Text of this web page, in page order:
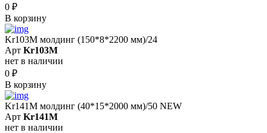
0 ₽
В корзину
Kr103M молдинг (150*8*2200 мм)/24
Арт Kr103M
нет в наличии
0 ₽
В корзину
Kr141M молдинг (40*15*2000 мм)/50 NEW
Арт Kr141M
нет в наличии